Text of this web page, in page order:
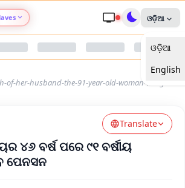
Argus Nari Shakti
Argus Health Connect
ଓଡ଼ିଆ
ଓଡ଼ିଆ
English
of-her-husband-the-91-year-old-woman-will-get-
Translate
୪୬ ବର୍ଷ ପରେ ୯୧ ବର୍ଷୀୟ
ପେନସନ